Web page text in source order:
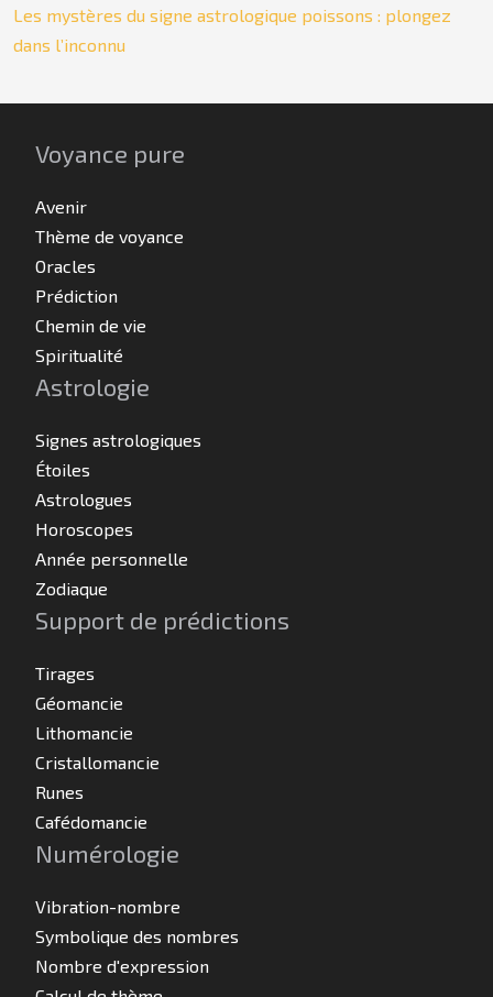
Les mystères du signe astrologique poissons : plongez
dans l’inconnu
Voyance pure
Avenir
Thème de voyance
Oracles
Prédiction
Chemin de vie
Spiritualité
Astrologie
Signes astrologiques
Étoiles
Astrologues
Horoscopes
Année personnelle
Zodiaque
Support de prédictions
Tirages
Géomancie
Lithomancie
Cristallomancie
Runes
Cafédomancie
Numérologie
Vibration-nombre
Symbolique des nombres
Nombre d'expression